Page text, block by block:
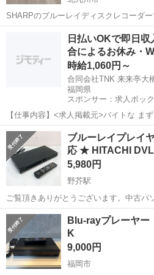
SHARPのブルーレイディスクレコーダ
のトレーも開きますが その他の動作確
だける方がいましたら、ご検討お願い
みです 受渡場所は北九州市...
北九州市 映像プレーヤー
日払いOKで即日
合によるお休み・
時給1,060円～
合同会社TNK 来来亭大
福岡県
スポンサー：求人ボッ
【仕事内容】<求人掲載元>バイトな ま
案内からスタート! 慣れてきたら片付け
す。 オーダーはお客様がタッチパネル
配はありません だいたい3〜4回...
アルバイト・パート
ブルーレイプレイ
応 ★ HITACHI
5,980円
野芥駅
ご覧頂きありがとうございます。中古パ
日立のブルーレイプレイヤーです。 【メーカー】：HITACHI 【型
番】：DVL-BP1 【対応メディア】：
福岡 福岡市 映像プ
ブルーレイ
Blu-rayプレーヤ
K
9,000円
福岡市